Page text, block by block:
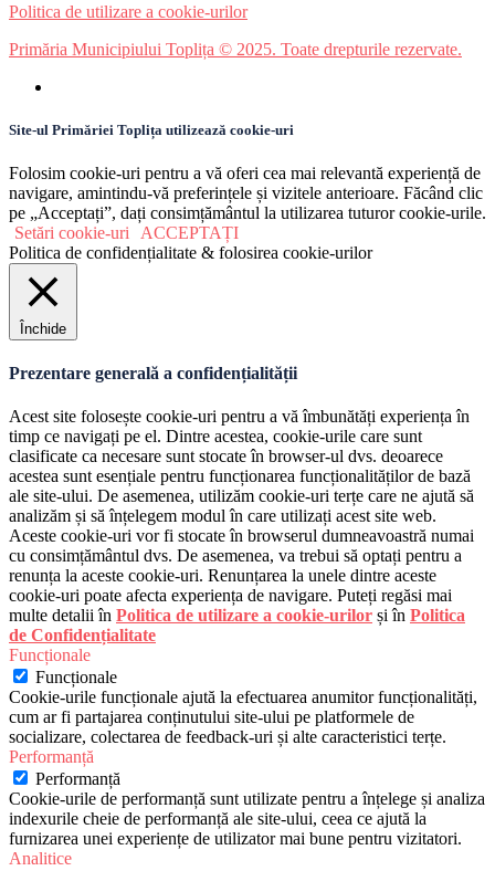
Politica de utilizare a cookie-urilor
Primăria Municipiului Toplița © 2025. Toate drepturile rezervate.
Site-ul Primăriei Toplița utilizează cookie-uri
Folosim cookie-uri pentru a vă oferi cea mai relevantă experiență de
navigare, amintindu-vă preferințele și vizitele anterioare. Făcând clic
pe „Acceptați”, dați consimțământul la utilizarea tuturor cookie-urile.
Setări cookie-uri
ACCEPTAȚI
Politica de confidențialitate & folosirea cookie-urilor
Închide
Prezentare generală a confidențialității
Acest site folosește cookie-uri pentru a vă îmbunătăți experiența în
timp ce navigați pe el. Dintre acestea, cookie-urile care sunt
clasificate ca necesare sunt stocate în browser-ul dvs. deoarece
acestea sunt esențiale pentru funcționarea funcționalităților de bază
ale site-ului. De asemenea, utilizăm cookie-uri terțe care ne ajută să
analizăm și să înțelegem modul în care utilizați acest site web.
Aceste cookie-uri vor fi stocate în browserul dumneavoastră numai
cu consimțământul dvs. De asemenea, va trebui să optați pentru a
renunța la aceste cookie-uri. Renunțarea la unele dintre aceste
cookie-uri poate afecta experiența de navigare. Puteți regăsi mai
multe detalii în Politica de utilizare a cookie-urilor și în Politica
de Confidențialitate
Funcționale
Funcționale
Cookie-urile funcționale ajută la efectuarea anumitor funcționalități,
cum ar fi partajarea conținutului site-ului pe platformele de
socializare, colectarea de feedback-uri și alte caracteristici terțe.
Performanță
Performanță
Cookie-urile de performanță sunt utilizate pentru a înțelege și analiza
indexurile cheie de performanță ale site-ului, ceea ce ajută la
furnizarea unei experiențe de utilizator mai bune pentru vizitatori.
Analitice